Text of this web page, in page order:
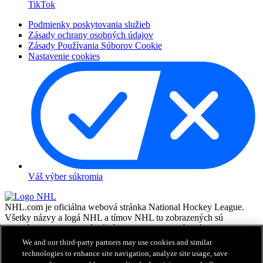
TikTok
Podmienky poskytovania služieb
Zásady ochrany osobných údajov
Zásady Používania Súborov Cookie
Nastavenie cookies
Váš výber súkromia
NHL.com je oficiálna webová stránka National Hockey League.
Všetky názvy a logá NHL a tímov NHL tu zobrazených sú
vlastníctvom NHL a príslušných klubov a nesmú byť
reprodukované bez predchádzajúceho písomného súhlasu NHL
Enterprises, L.P. © NHL 2026. Všetky práva vyhradené. Všetky
dresy tímov NHL costumizované menami a číslami hráčov NHL sú
We and our third-party partners may use cookies and similar
technologies to enhance site navigation, analyze site usage, save